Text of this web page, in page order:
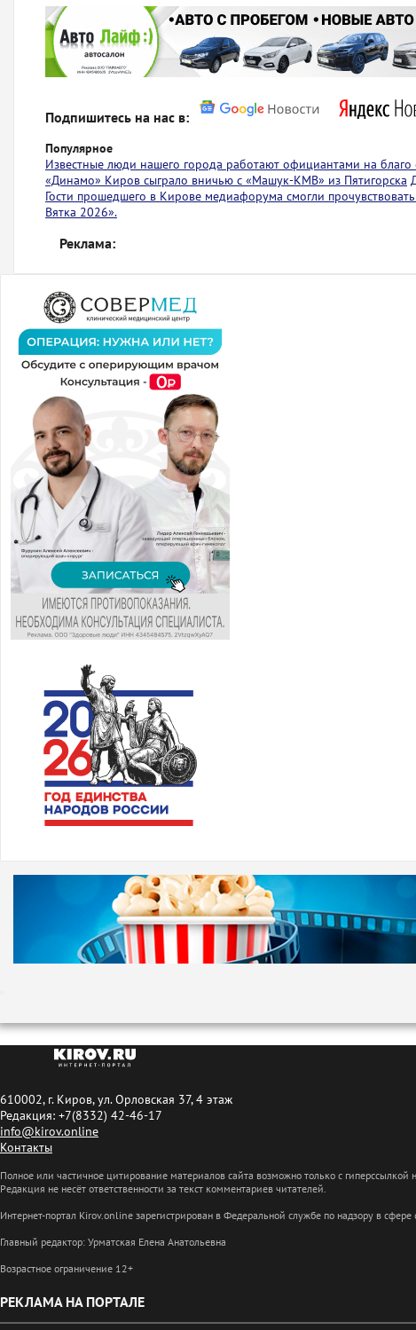
Подпишитесь на нас в:
Популярное
Известные люди нашего города работают официантами на благо
«Динамо» Киров сыграло вничью с ​​​​«Машук-КМВ» из Пятигорска
Гости прошедшего в Кирове медиафорума смогли
Вятка 2026».
Реклама:
610002, г. Киров, ул. Орловская 37, 4 этаж
Редакция: +7(8332) 42-46-17
info@kirov.online
Контакты
Полное или частичное цитирование материалов сайта возможно только с
Редакция не несёт ответственности за текст комментариев читателей.
Интернет-портал Kirov.online зарегистрирован в Федеральной службе по надзору в
Главный редактор: Урматская Елена Анатольевна
Возрастное ограничение 12+
РЕКЛАМА НА ПОРТАЛЕ